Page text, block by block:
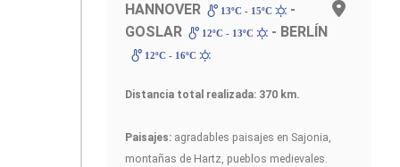
HANNOVER 13ºC - 15ºC
-
GOSLAR
12ºC - 13ºC - BERLÍN
12ºC - 16ºC
Distancia total realizada: 370 km.
Paisajes: agradables paisajes en Sajonia,
montañas de Hartz, pueblos medievales.